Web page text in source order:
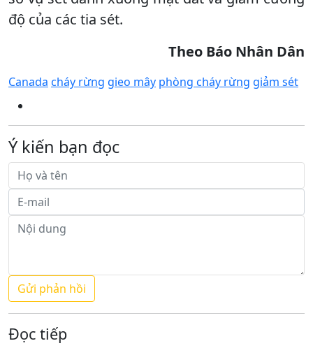
độ của các tia sét.​
Theo Báo Nhân Dân
Canada cháy rừng gieo mây phòng cháy rừng giảm sét
Ý kiến bạn đọc
Đọc tiếp